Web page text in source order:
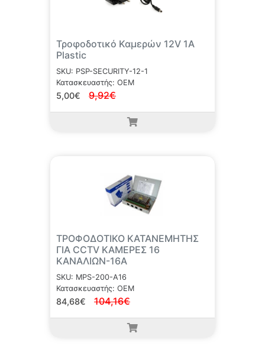
Τροφοδοτικό Καμερών 12V 1A
Plastic
SKU: PSP-SECURITY-12-1
Κατασκευαστής: OEM
5,00€ 9,92€
ΤΡΟΦΟΔΟΤΙΚΟ ΚΑΤΑΝΕΜΗΤΗΣ
ΓΙΑ CCTV ΚΑΜΕΡΕΣ 16
ΚΑΝΑΛΙΩΝ-16Α
SKU: MPS-200-A16
Κατασκευαστής: OEM
84,68€ 104,16€